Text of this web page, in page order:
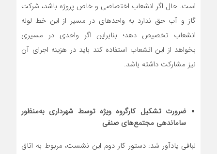
است. حال اگر انشعاب اختصاصی و خاص پروژه باشد، شرکت
گاز و آب حق ندارد به واحدهای در مسیر از این خط لوله
انشعاب تخصیص دهد؛ بنابراین اگر واحدی در مسیری
بخواهد از این انشعاب استفاده کند باید در هزینه اجرای آن
نیز مشارکت داشته باشد.
ضرورت تشکیل کارگروه ویژه توسط شهرداری به‌منظور
ساماندهی مجتمع‌های صنفی
لبافی یادآور شد: دستور کار دوم این نشست، مربوط به اتاق